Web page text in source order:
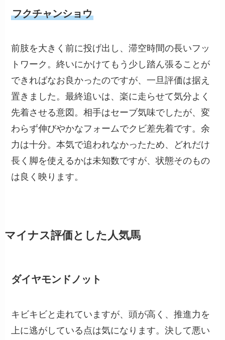
フクチャンショウ
前肢を大きく前に投げ出し、滞空時間の長いフッ
トワーク。終いにかけてもう少し踏ん張ることが
できればなお良かったのですが、一旦評価は据え
置きました。最終追いは、楽に走らせて気分よく
先着させる意図。相手はセーブ気味でしたが、変
わらず伸びやかなフォームでクビ差先着です。余
力は十分。本気で追われなかったため、どれだけ
長く脚を使えるかは未知数ですが、状態そのもの
は良く映ります。
マイナス評価とした人気馬
ダイヤモンドノット
キビキビと走れていますが、頭が高く、推進力を
上に逃がしている点は気になります。決して悪い